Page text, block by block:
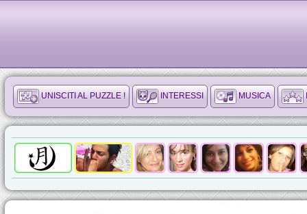
UNISCITI AL PUZZLE ! INTERESSI MUSICA